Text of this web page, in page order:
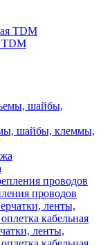
TDM
шайбы, клеммы,
проводов
ленты,